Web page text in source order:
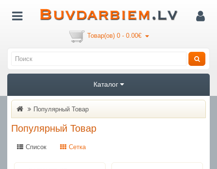
Товар(ов) 0 - 0.00€
Каталог
Популярный Товар
Популярный Товар
Список Сетка